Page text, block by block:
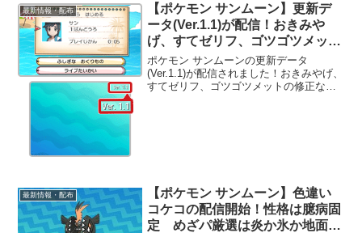
最新情報・配布
【ポケモン サンムーン】更新デ
ータ(Ver.1.1)が配信！おきみや
げ、すてゼリフ、ゴツゴツメット
の修正など！
ポケモン サンムーンの更新データ
(Ver.1.1)が配信されました！おきみやげ、
すてゼリフ、ゴツゴツメットの修正など
最新情報・配布
【ポケモン サンムーン】色違い
コケコの配信開始！性格は臆病固
定 めざパ厳選は炎か氷か地面あ